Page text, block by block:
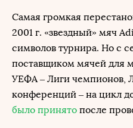
Самая громкая
2001 г. «звездный» мяч
символов турнира. Но с
поставщиком мячей для
УЕФА – Лиги чемпионов,
конференций – на цикл
было принято после